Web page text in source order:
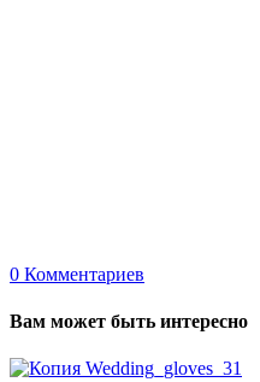
0 Комментариев
Вам может быть интересно